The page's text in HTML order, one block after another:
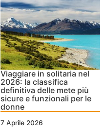
Viaggiare in solitaria nel
2026: la classifica
definitiva delle mete più
sicure e funzionali per le
donne
7 Aprile 2026